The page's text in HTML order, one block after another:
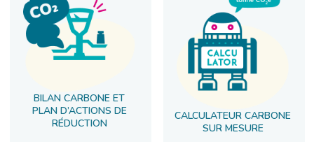
BILAN CARBONE ET
PLAN D’ACTIONS DE
RÉDUCTION
CALCULATEUR CARBONE
SUR MESURE